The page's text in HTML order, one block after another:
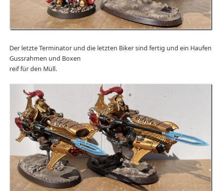
Der letzte Terminator und die letzten Biker sind fertig und ein Haufen
Gussrahmen und Boxen
reif für den Müll.